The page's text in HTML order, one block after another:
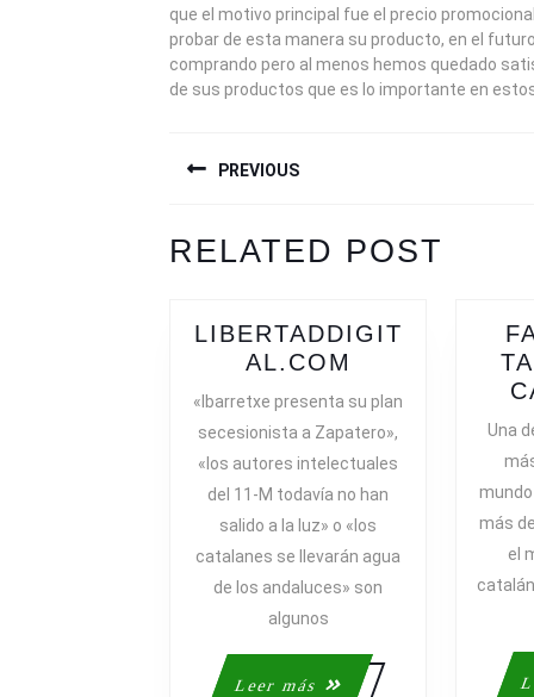
que el motivo principal fue el precio
probar de esta manera su producto, en el
comprando pero al menos hemos quedado
de sus productos que es lo importante en
DE
ENTRADAS
PREVIOUS
post:
RELATED POST
LIBERTADDIGIT
AL.COM
«Ibarretxe presenta su plan
secesionista a Zapatero»,
«los autores intelectuales
del 11-M todavía no han
salido a la luz» o «los
catalanes se llevarán agua
de los andaluces» son
algunos
Leer más
Leer
Una
más
el